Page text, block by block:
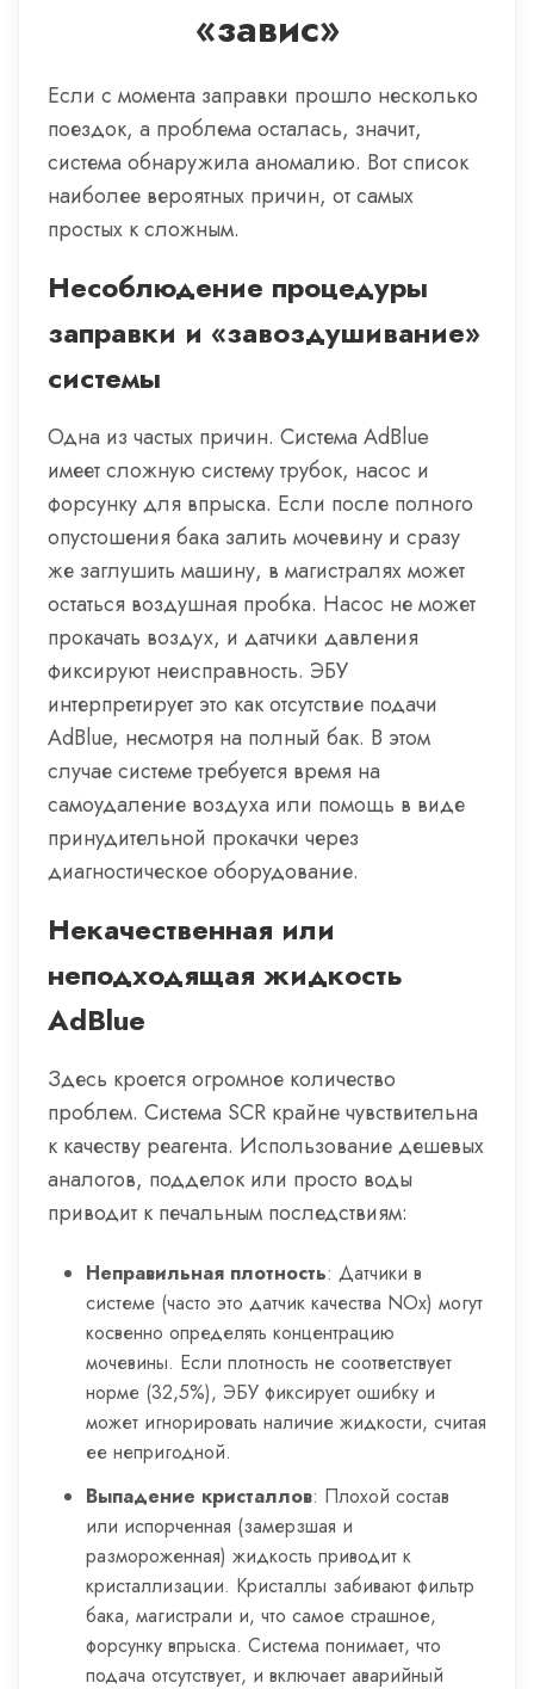
«завис»
Если с момента заправки прошло несколько
поездок, а проблема осталась, значит,
система обнаружила аномалию. Вот список
наиболее вероятных причин, от самых
простых к сложным.
Несоблюдение процедуры
заправки и «завоздушивание»
системы
Одна из частых причин. Система AdBlue
имеет сложную систему трубок, насос и
форсунку для впрыска. Если после полного
опустошения бака залить мочевину и сразу
же заглушить машину, в магистралях может
остаться воздушная пробка. Насос не может
прокачать воздух, и датчики давления
фиксируют неисправность. ЭБУ
интерпретирует это как отсутствие подачи
AdBlue, несмотря на полный бак. В этом
случае системе требуется время на
самоудаление воздуха или помощь в виде
принудительной прокачки через
диагностическое оборудование.
Некачественная или
неподходящая жидкость
AdBlue
Здесь кроется огромное количество
проблем. Система SCR крайне чувствительна
к качеству реагента. Использование дешевых
аналогов, подделок или просто воды
приводит к печальным последствиям:
Неправильная плотность: Датчики в
системе (часто это датчик качества NOx) могут
косвенно определять концентрацию
мочевины. Если плотность не соответствует
норме (32,5%), ЭБУ фиксирует ошибку и
может игнорировать наличие жидкости, считая
ее непригодной.
Выпадение кристаллов: Плохой состав
или испорченная (замерзшая и
размороженная) жидкость приводит к
кристаллизации. Кристаллы забивают фильтр
бака, магистрали и, что самое страшное,
форсунку впрыска. Система понимает, что
подача отсутствует, и включает аварийный